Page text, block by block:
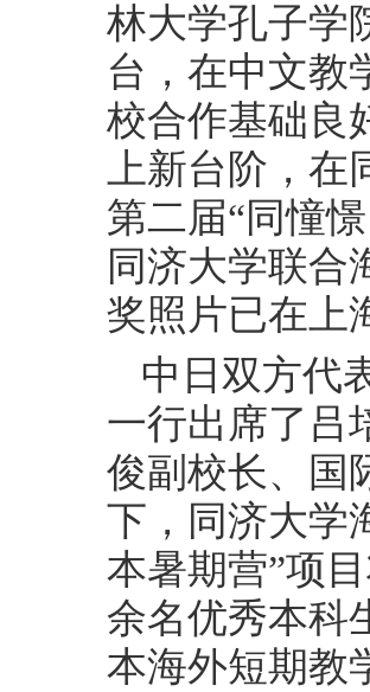
林大学孔子学
台，在中文教
校合作基础良
上新台阶，
第二届“同憧
同济大学联合
奖照片已在上
中日双方代
一行出席了吕
俊副校长、国
下，同济大学
本暑期营”项
余名优秀本科
本海外短期教